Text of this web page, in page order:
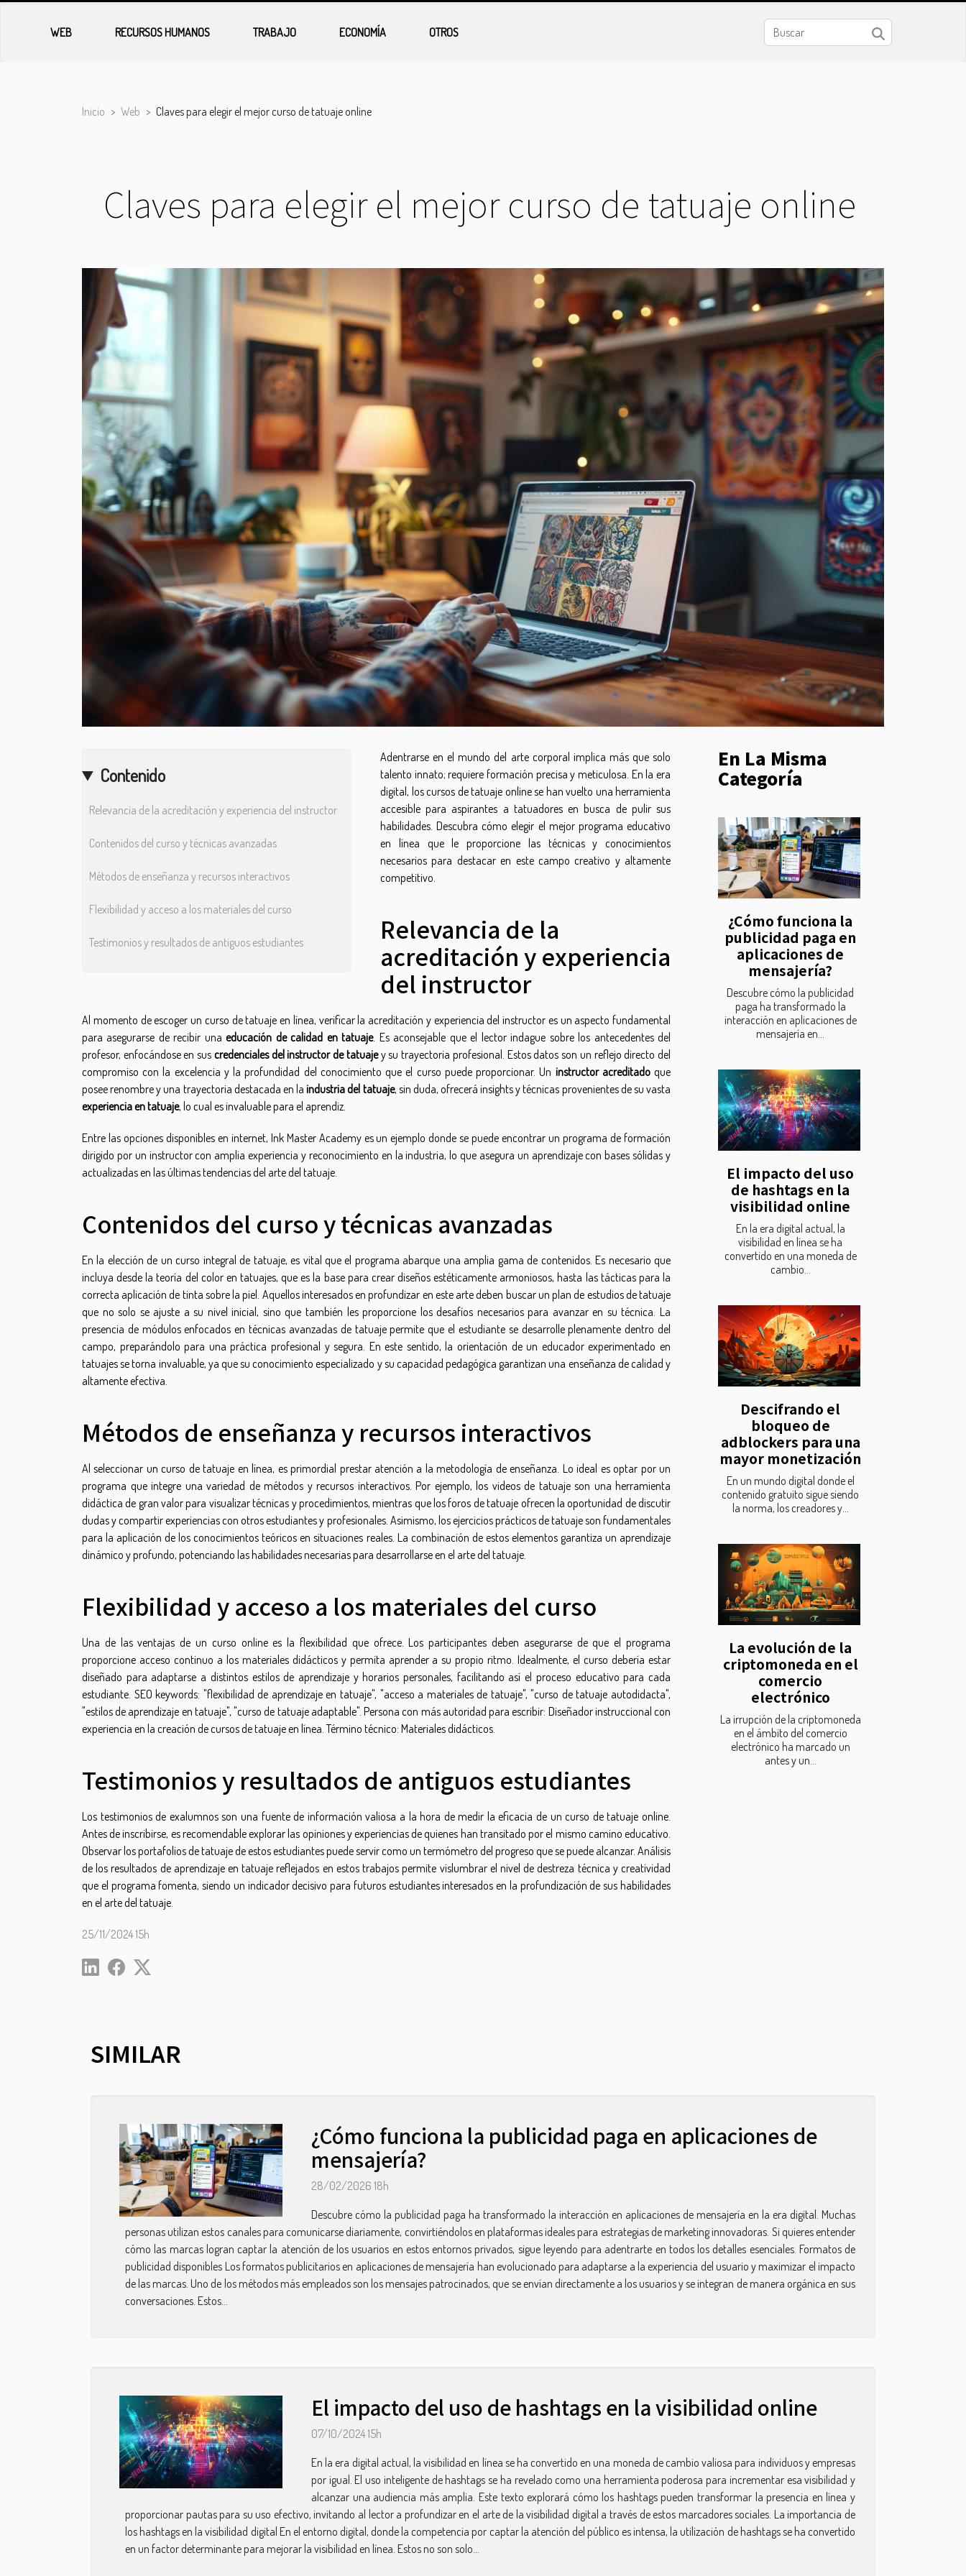
WEB RECURSOS HUMANOS TRABAJO ECONOMÍA OTROS
Inicio Web Claves para elegir el mejor curso de tatuaje online
Claves para elegir el mejor curso de tatuaje online
Contenido
Relevancia de la acreditación y experiencia del instructor
Contenidos del curso y técnicas avanzadas
Métodos de enseñanza y recursos interactivos
Flexibilidad y acceso a los materiales del curso
Testimonios y resultados de antiguos estudiantes
Adentrarse en el mundo del arte corporal implica más que solo
talento innato; requiere formación precisa y meticulosa. En la era
digital, los cursos de tatuaje online se han vuelto una herramienta
accesible para aspirantes a tatuadores en busca de pulir sus
habilidades. Descubra cómo elegir el mejor programa educativo
en línea que le proporcione las técnicas y conocimientos
necesarios para destacar en este campo creativo y altamente
competitivo.
Relevancia de la
acreditación y experiencia
del instructor
Al momento de escoger un curso de tatuaje en línea, verificar la acreditación y experiencia del instructor es un aspecto fundamental
para asegurarse de recibir unaeducación de calidad en tatuaje. Es aconsejable que el lector indague sobre los antecedentes del
profesor, enfocándose en sus credenciales del instructor de tatuajey su trayectoria profesional. Estos datos son un reflejo directo del
compromiso con la excelencia y la profundidad del conocimiento que el curso puede proporcionar. Un instructor acreditadoque
posee renombre y una trayectoria destacada en laindustria del tatuaje, sin duda, ofrecerá insights y técnicas provenientes de su vasta
experiencia en tatuaje, lo cual es invaluable para el aprendiz.
Entre las opciones disponibles en internet, Ink Master Academyes un ejemplo donde se puede encontrar un programa de formación
dirigido por un instructor con amplia experiencia y reconocimiento en la industria, lo que asegura un aprendizaje con bases sólidas y
actualizadas en las últimas tendencias del arte del tatuaje.
Contenidos del curso y técnicas avanzadas
En la elección de un curso integral de tatuaje, es vital que el programa abarque una amplia gama de contenidos. Es necesario que
incluya desde la teoría del color en tatuajes, que es la base para crear diseños estéticamente armoniosos, hasta las tácticas para la
correcta aplicación de tinta sobre la piel. Aquellos interesados en profundizar en este arte deben buscar un plan de estudios de tatuaje
que no solo se ajuste a su nivel inicial, sino que también les proporcione los desafíos necesarios para avanzar en su técnica. La
presencia de módulos enfocados en técnicas avanzadas de tatuaje permite que el estudiante se desarrolle plenamente dentro del
campo, preparándolo para una práctica profesional y segura. En este sentido, la orientación de un educador experimentado en
tatuajes se torna invaluable, ya que su conocimiento especializado y su capacidad pedagógica garantizan una enseñanza de calidad y
altamente efectiva.
Métodos de enseñanza y recursos interactivos
Al seleccionar un curso de tatuaje en línea, es primordial prestar atención a la metodología de enseñanza. Lo ideal es optar por un
programa que integre una variedad de métodos y recursos interactivos. Por ejemplo, los videos de tatuaje son una herramienta
didáctica de gran valor para visualizar técnicas y procedimientos, mientras que los foros de tatuaje ofrecen la oportunidad de discutir
dudas y compartir experiencias con otros estudiantes y profesionales. Asimismo, los ejercicios prácticos de tatuaje son fundamentales
para la aplicación de los conocimientos teóricos en situaciones reales. La combinación de estos elementos garantiza un aprendizaje
dinámico y profundo, potenciando las habilidades necesarias para desarrollarse en el arte del tatuaje.
Flexibilidad y acceso a los materiales del curso
Una de las ventajas de un curso online es la flexibilidad que ofrece. Los participantes deben asegurarse de que el programa
proporcione acceso continuo a los materiales didácticos y permita aprender a su propio ritmo. Idealmente, el curso debería estar
diseñado para adaptarse a distintos estilos de aprendizaje y horarios personales, facilitando así el proceso educativo para cada
estudiante. SEO keywords: "flexibilidad de aprendizaje en tatuaje", "acceso a materiales de tatuaje", "curso de tatuaje autodidacta",
"estilos de aprendizaje en tatuaje", "curso de tatuaje adaptable". Persona con más autoridad para escribir: Diseñador instruccional con
experiencia en la creación de cursos de tatuaje en línea. Término técnico: Materiales didácticos.
Testimonios y resultados de antiguos estudiantes
Los testimonios de exalumnos son una fuente de información valiosa a la hora de medir la eficacia de un curso de tatuaje online.
Antes de inscribirse, es recomendable explorar las opiniones y experiencias de quienes han transitado por el mismo camino educativo.
Observar los portafolios de tatuaje de estos estudiantes puede servir como un termómetro del progreso que se puede alcanzar. Análisis
de los resultados de aprendizaje en tatuaje reflejados en estos trabajos permite vislumbrar el nivel de destreza técnica y creatividad
que el programa fomenta, siendo un indicador decisivo para futuros estudiantes interesados en la profundización de sus habilidades
en el arte del tatuaje.
25/11/2024 15h
En La Misma
Categoría
¿Cómo funciona la
publicidad paga en
aplicaciones de
mensajería?
Descubre cómo la publicidad
paga ha transformado la
interacción en aplicaciones de
mensajería en...
El impacto del uso
de hashtags en la
visibilidad online
En la era digital actual, la
visibilidad en línea se ha
convertido en una moneda de
cambio...
Descifrando el
bloqueo de
adblockers para una
mayor monetización
En un mundo digital donde el
contenido gratuito sigue siendo
la norma, los creadores y...
La evolución de la
criptomoneda en el
comercio
electrónico
La irrupción de la criptomoneda
en el ámbito del comercio
electrónico ha marcado un
antes y un...
SIMILAR
¿Cómo funciona la publicidad paga en aplicaciones de
mensajería?
28/02/2026 18h
Descubre cómo la publicidad paga ha transformado la interacción en aplicaciones de mensajería en la era digital. Muchas
personas utilizan estos canales para comunicarse diariamente, convirtiéndolos en plataformas ideales para estrategias de marketing innovadoras. Si quieres entender
cómo las marcas logran captar la atención de los usuarios en estos entornos privados, sigue leyendo para adentrarte en todos los detalles esenciales. Formatos de
publicidad disponibles Los formatos publicitarios en aplicaciones de mensajería han evolucionado para adaptarse a la experiencia del usuario y maximizar el impacto
de las marcas. Uno de los métodos más empleados son los mensajes patrocinados, que se envían directamente a los usuarios y se integran de manera orgánica en sus
conversaciones. Estos...
El impacto del uso de hashtags en la visibilidad online
07/10/2024 15h
En la era digital actual, la visibilidad en línea se ha convertido en una moneda de cambio valiosa para individuos y empresas
por igual. El uso inteligente de hashtags se ha revelado como una herramienta poderosa para incrementar esa visibilidad y
alcanzar una audiencia más amplia. Este texto explorará cómo los hashtags pueden transformar la presencia en línea y
proporcionar pautas para su uso efectivo, invitando al lector a profundizar en el arte de la visibilidad digital a través de estos marcadores sociales. La importancia de
los hashtags en la visibilidad digital En el entorno digital, donde la competencia por captar la atención del público es intensa, la utilización de hashtags se ha convertido
en un factor determinante para mejorar la visibilidad en línea. Estos no son solo...